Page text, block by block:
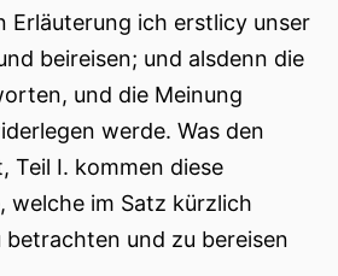
Erläuterung ich erstlicy unser
beireisen; und alsdenn die
und die Meinung
werde. Was den
Teil I. kommen diese
welche im Satz kürzlich
und zu bereisen